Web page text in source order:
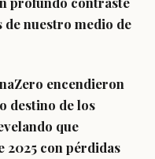
nuestro medio de
encendieron
destino de los
que
2025 con pérdidas